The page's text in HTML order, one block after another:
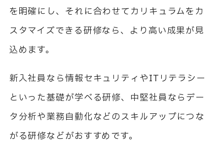
を明確にし、それに合わせてカリキュラムをカ
スタマイズできる研修なら、より高い成果が見
込めます。
新入社員なら情報セキュリティやITリテラシー
といった基礎が学べる研修、中堅社員ならデー
タ分析や業務自動化などのスキルアップにつな
がる研修などがおすすめです。